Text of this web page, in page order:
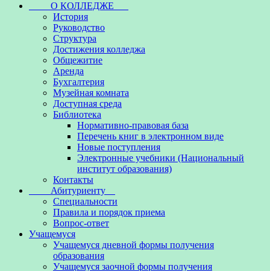
О КОЛЛЕДЖЕ
История
Руководство
Структура
Достижения колледжа
Общежитие
Аренда
Бухгалтерия
Музейная комната
Доступная среда
Библиотека
Нормативно-правовая база
Перечень книг в электронном виде
Новые поступления
Электронные учебники (Национальный
институт образования)
Контакты
Абитуриенту
Специальности
Правила и порядок приема
Вопрос-ответ
Учащемуся
Учащемуся дневной формы получения
образования
Учащемуся заочной формы получения